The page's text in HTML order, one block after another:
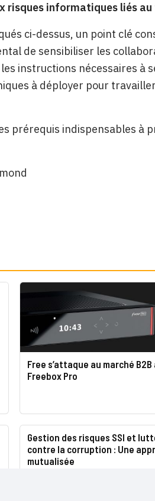
risques informatiques liés
ci-dessus, un point clé
de sensibiliser les
instructions nécessaires à
à déployer pour
prérequis indispensables à
Free s’attaque au marché B2B
Freebox Pro
Gestion des risques SSI et
contre la corruption : Une
mutualisée